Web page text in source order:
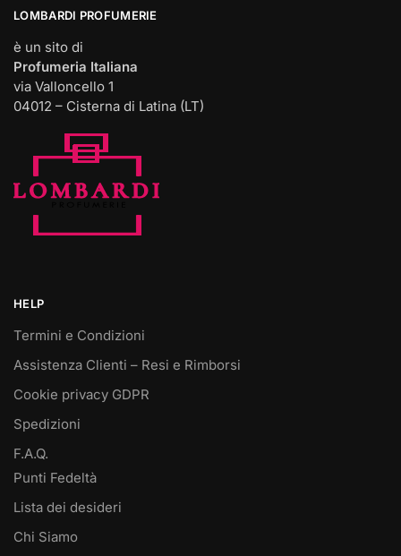
LOMBARDI PROFUMERIE
è un sito di
Profumeria Italiana
via Valloncello 1
04012 – Cisterna di Latina (LT)
HELP
Termini e Condizioni
Assistenza Clienti – Resi e Rimborsi
Cookie privacy GDPR
Spedizioni
F.A.Q.
Punti Fedeltà
Lista dei desideri
Chi Siamo